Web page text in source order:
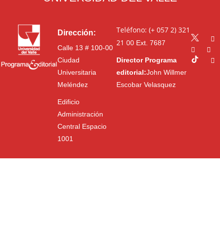
Dirección:
Calle 13 # 100-00
Ciudad
Universitaria
Meléndez
Edificio
Administración
Central Espacio
1001
Teléfono: (+ 057 2) 321
21 00Ext. 7687
Director Programa
editorial:John Willmer
Escobar Velasquez